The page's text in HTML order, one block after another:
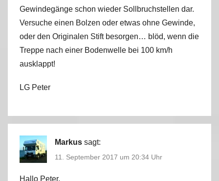
Gewindegänge schon wieder Sollbruchstellen dar.
Versuche einen Bolzen oder etwas ohne Gewinde,
oder den Originalen Stift besorgen… blöd, wenn die
Treppe nach einer Bodenwelle bei 100 km/h
ausklappt!
LG Peter
Markus sagt:
11. September 2017 um 20:34 Uhr
Hallo Peter,